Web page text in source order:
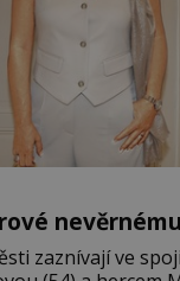
zaznívají ve